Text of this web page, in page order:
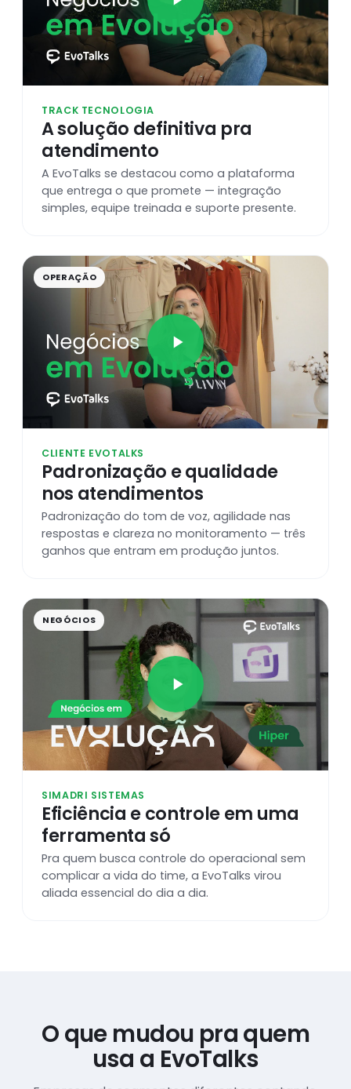
TRACK TECNOLOGIA
A solução definitiva pra
atendimento
A EvoTalks se destacou como a plataforma
que entrega o que promete — integração
simples, equipe treinada e suporte presente.
OPERAÇÃO
CLIENTE EVOTALKS
Padronização e qualidade
nos atendimentos
Padronização do tom de voz, agilidade nas
respostas e clareza no monitoramento — três
ganhos que entram em produção juntos.
NEGÓCIOS
SIMADRI SISTEMAS
Eficiência e controle em uma
ferramenta só
Pra quem busca controle do operacional sem
complicar a vida do time, a EvoTalks virou
aliada essencial do dia a dia.
O que mudou pra quem
usa a EvoTalks